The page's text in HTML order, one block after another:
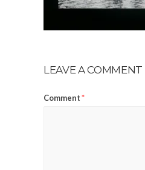
LEAVE A COMMENT
Comment*